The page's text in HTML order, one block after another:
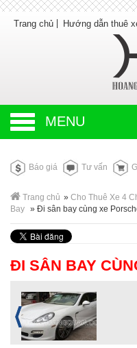
Trang chủ Hướng dẫn thuê
MENU
Báo giá Tư vấn
Trang chủ » Cho Thuê Xe 4
Bay » Đi sân bay cùng xe
ĐI SÂN BAY